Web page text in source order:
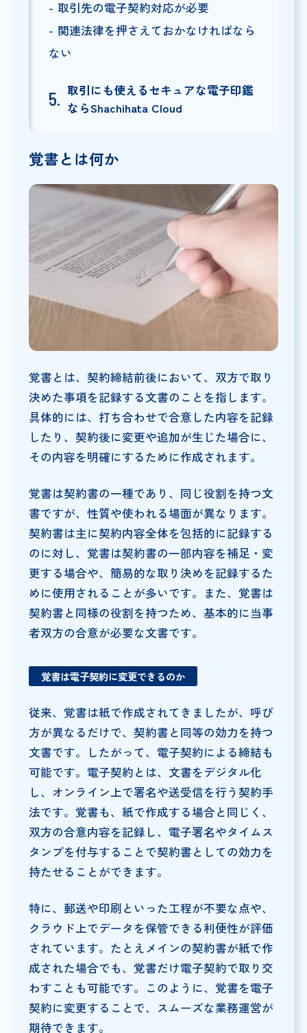
取引先の電子契約対応が必要
関連法律を押さえておかなければなら
ない
取引にも使えるセキュアな電子印鑑
ならShachihata Cloud
覚書とは何か
覚書とは、契約締結前後において、双方で取り
決めた事項を記録する文書のことを指します。
具体的には、打ち合わせで合意した内容を記録
したり、契約後に変更や追加が生じた場合に、
その内容を明確にするために作成されます。
覚書は契約書の一種であり、同じ役割を持つ文
書ですが、性質や使われる場面が異なります。
契約書は主に契約内容全体を包括的に記録する
のに対し、覚書は契約書の一部内容を補足・変
更する場合や、簡易的な取り決めを記録するた
めに使用されることが多いです。また、覚書は
契約書と同様の役割を持つため、基本的に当事
者双方の合意が必要な文書です。
覚書は電子契約に変更できるのか
従来、覚書は紙で作成されてきましたが、呼び
方が異なるだけで、契約書と同等の効力を持つ
文書です。したがって、電子契約による締結も
可能です。電子契約とは、文書をデジタル化
し、オンライン上で署名や送受信を行う契約手
法です。覚書も、紙で作成する場合と同じく、
双方の合意内容を記録し、電子署名やタイムス
タンプを付与することで契約書としての効力を
持たせることができます。
特に、郵送や印刷といった工程が不要な点や、
クラウド上でデータを保管できる利便性が評価
されています。たとえメインの契約書が紙で作
成された場合でも、覚書だけ電子契約で取り交
わすことも可能です。このように、覚書を電子
契約に変更することで、スムーズな業務運営が
期待できます。